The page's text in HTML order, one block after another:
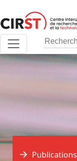
au
contenu
Publications